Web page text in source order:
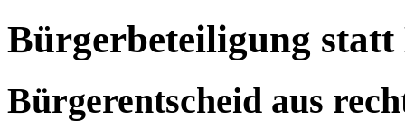
Bürgerbeteiligung statt
Bürgerentscheid aus